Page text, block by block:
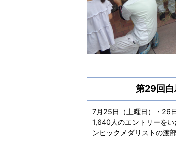
第29回白
7月25日（土曜日）・26
1,640人のエントリーを
ンピックメダリストの渡